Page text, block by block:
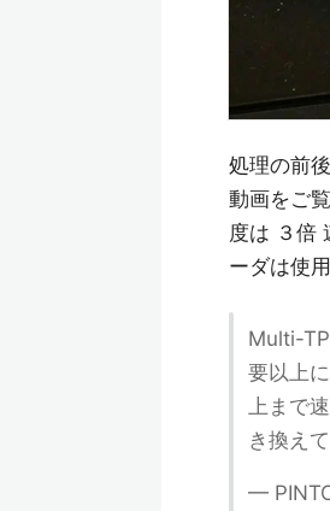
処理の前
動画をご
度は ３倍
ーダは使
Multi-
要以上
上まで
き換え
—